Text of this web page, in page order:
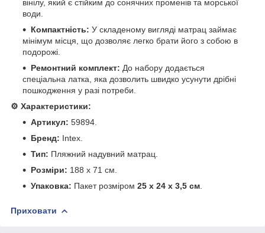
вінілу, який є стійким до сонячних променів та морської
води.
Компактність: У складеному вигляді матрац займає
мінімум місця, що дозволяє легко брати його з собою в
подорожі.
Ремонтний комплект: До набору додається
спеціальна латка, яка дозволить швидко усунути дрібні
пошкодження у разі потреби.
⚙️ Характеристики:
Артикул: 59894.
Бренд: Intex.
Тип: Пляжний надувний матрац.
Розміри: 188 х 71 см.
Упаковка: Пакет розміром 25 х 24 х 3,5 см
Приховати